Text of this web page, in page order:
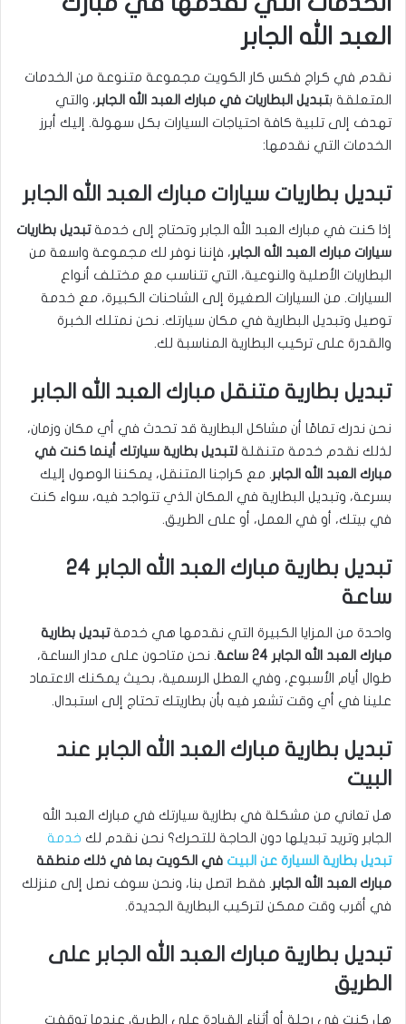
العبد الله الجابر
نقدم في كراج فكس كار الكويت مجموعة متنوعة من الخدمات
المتعلقة بتبديل البطاريات في مبارك العبد الله الجابر، والتي
تهدف إلى تلبية كافة احتياجات السيارات بكل سهولة. إليك أبرز
الخدمات التي نقدمها:
تبديل بطاريات سيارات مبارك العبد الله الجابر
إذا كنت في مبارك العبد الله الجابر وتحتاج إلى خدمةتبديل بطاريات
سيارات مبارك العبد الله الجابر، فإننا نوفر لك مجموعة واسعة من
البطاريات الأصلية والنوعية، التي تتناسب مع مختلف أنواع
السيارات. من السيارات الصغيرة إلى الشاحنات الكبيرة، مع خدمة
توصيل وتبديل البطارية في مكان سيارتك. نحن نمتلك الخبرة
والقدرة على تركيب البطارية المناسبة لك.
تبديل بطارية متنقل مبارك العبد الله الجابر
نحن ندرك تمامًا أن مشاكل البطارية قد تحدث في أي مكان وزمان،
لذلك نقدم خدمة متنقلة لتبديل بطارية سيارتك أينما كنت في
مبارك العبد الله الجابر. مع كراجنا المتنقل، يمكننا الوصول إليك
بسرعة، وتبديل البطارية في المكان الذي تتواجد فيه، سواء كنت
في بيتك، أو في العمل، أو على الطريق.
تبديل بطارية مبارك العبد الله الجابر 24
ساعة
واحدة من المزايا الكبيرة التي نقدمها هي خدمةتبديل بطارية
مبارك العبد الله الجابر 24 ساعة
. نحن متاحون على مدار الساعة،
طوال أيام الأسبوع، وفي العطل الرسمية، بحيث يمكنك الاعتماد
علينا في أي وقت تشعر فيه بأن بطاريتك تحتاج إلى استبدال.
تبديل بطارية مبارك العبد الله الجابر عند
البيت
هل تعاني من مشكلة في بطارية سيارتك في مبارك العبد الله
الجابر وتريد تبديلها دون الحاجة للتحرك؟ نحن نقدم لك خدمة
تبديل بطارية السيارة عن البيت في الكويت بما في ذلك منطقة
مبارك العبد الله الجابر. فقط اتصل بنا، ونحن سوف نصل إلى منزلك
في أقرب وقت ممكن لتركيب البطارية الجديدة.
تبديل بطارية مبارك العبد الله الجابر على
الطريق
هل كنت في رحلة أو أثناء القيادة على الطريق عندما توقفت